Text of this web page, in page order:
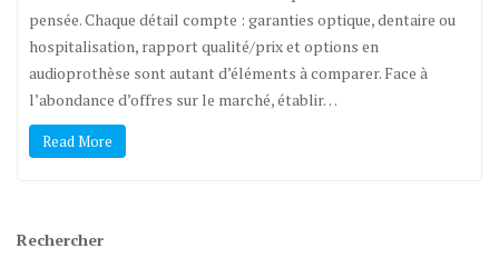
pensée. Chaque détail compte : garanties optique, dentaire ou
hospitalisation, rapport qualité/prix et options en
audioprothèse sont autant d’éléments à comparer. Face à
l’abondance d’offres sur le marché, établir…
Read More
Rechercher